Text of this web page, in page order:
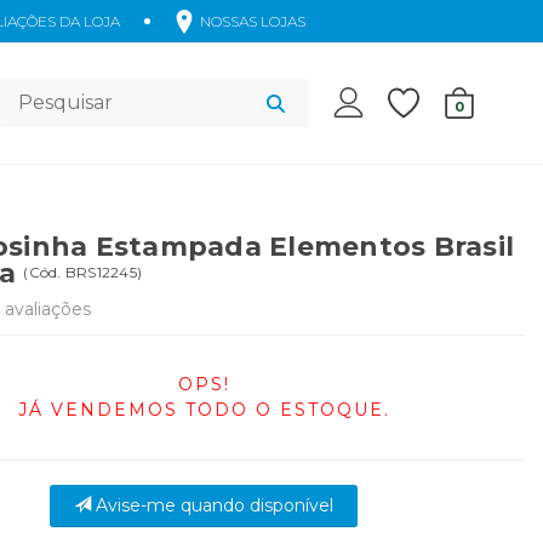
DA LOJA NOSSAS LOJAS
Acessórios 0
Estampada Elementos Brasil
( Cód. BRS12245)
avaliações
OPS!
JÁ VENDEMOS TODO O ESTOQUE.
Avise-me quando disponível